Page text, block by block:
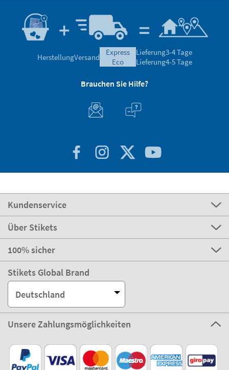
HerstellungVersand
express
eco
Lieferung3-4 Tage
Lieferung4-5 Tage
Brauchen Sie Hilfe?
Kundenservice
Über Stikets
100% sicher
Stikets Global Brand
Deutschland
Unsere Zahlungsmöglichkeiten